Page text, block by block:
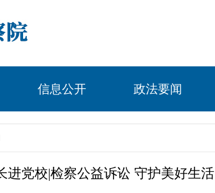
信息公开 政法要闻
进党校|检察公益诉讼 守护美好生活